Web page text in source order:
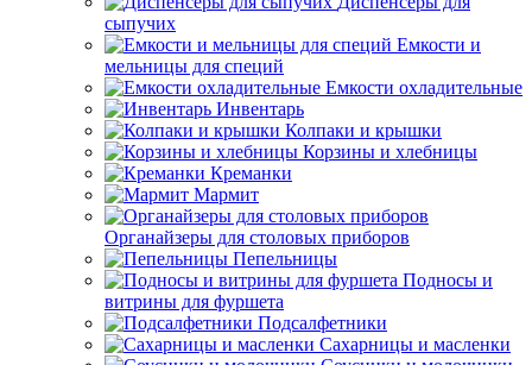
сыпучих
Емкости и
мельницы для специй
Емкости охладительные
Инвентарь
Колпаки и крышки
Корзины и хлебницы
Креманки
Мармит
Органайзеры для столовых приборов
Пепельницы
Подносы и
витрины для фуршета
Подсалфетники
Сахарницы и масленки